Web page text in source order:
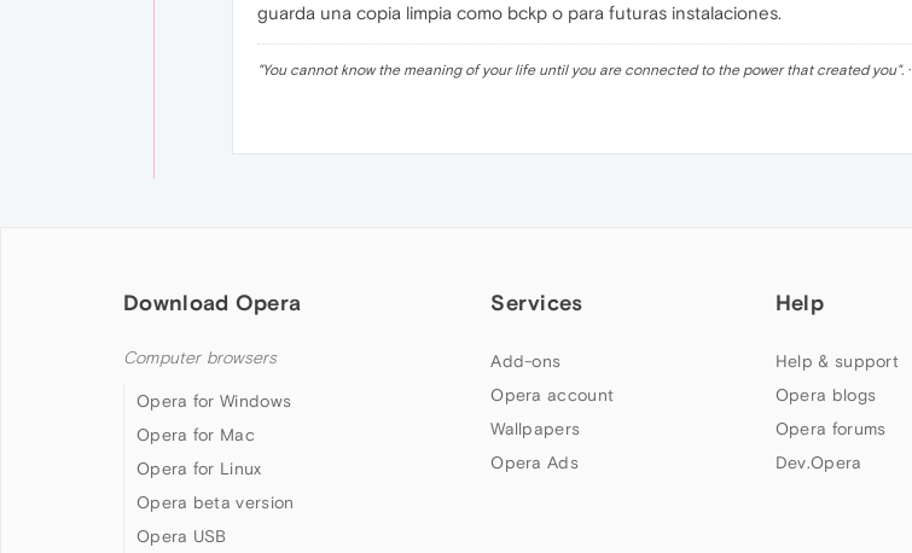
guarda una copia limpia como bckp o para futuras instalaciones.
"You cannot know the meaning of your life until you are connected to the power that created you". ·
Download Opera
Computer browsers
Opera for Windows
Opera for Mac
Opera for Linux
Opera beta version
Opera USB
Services
Add-ons
Opera account
Wallpapers
Opera Ads
Help
Help & support
Opera blogs
Opera forums
Dev.Opera